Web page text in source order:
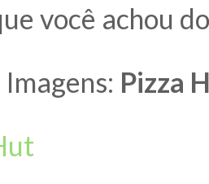
você achou
Pizza